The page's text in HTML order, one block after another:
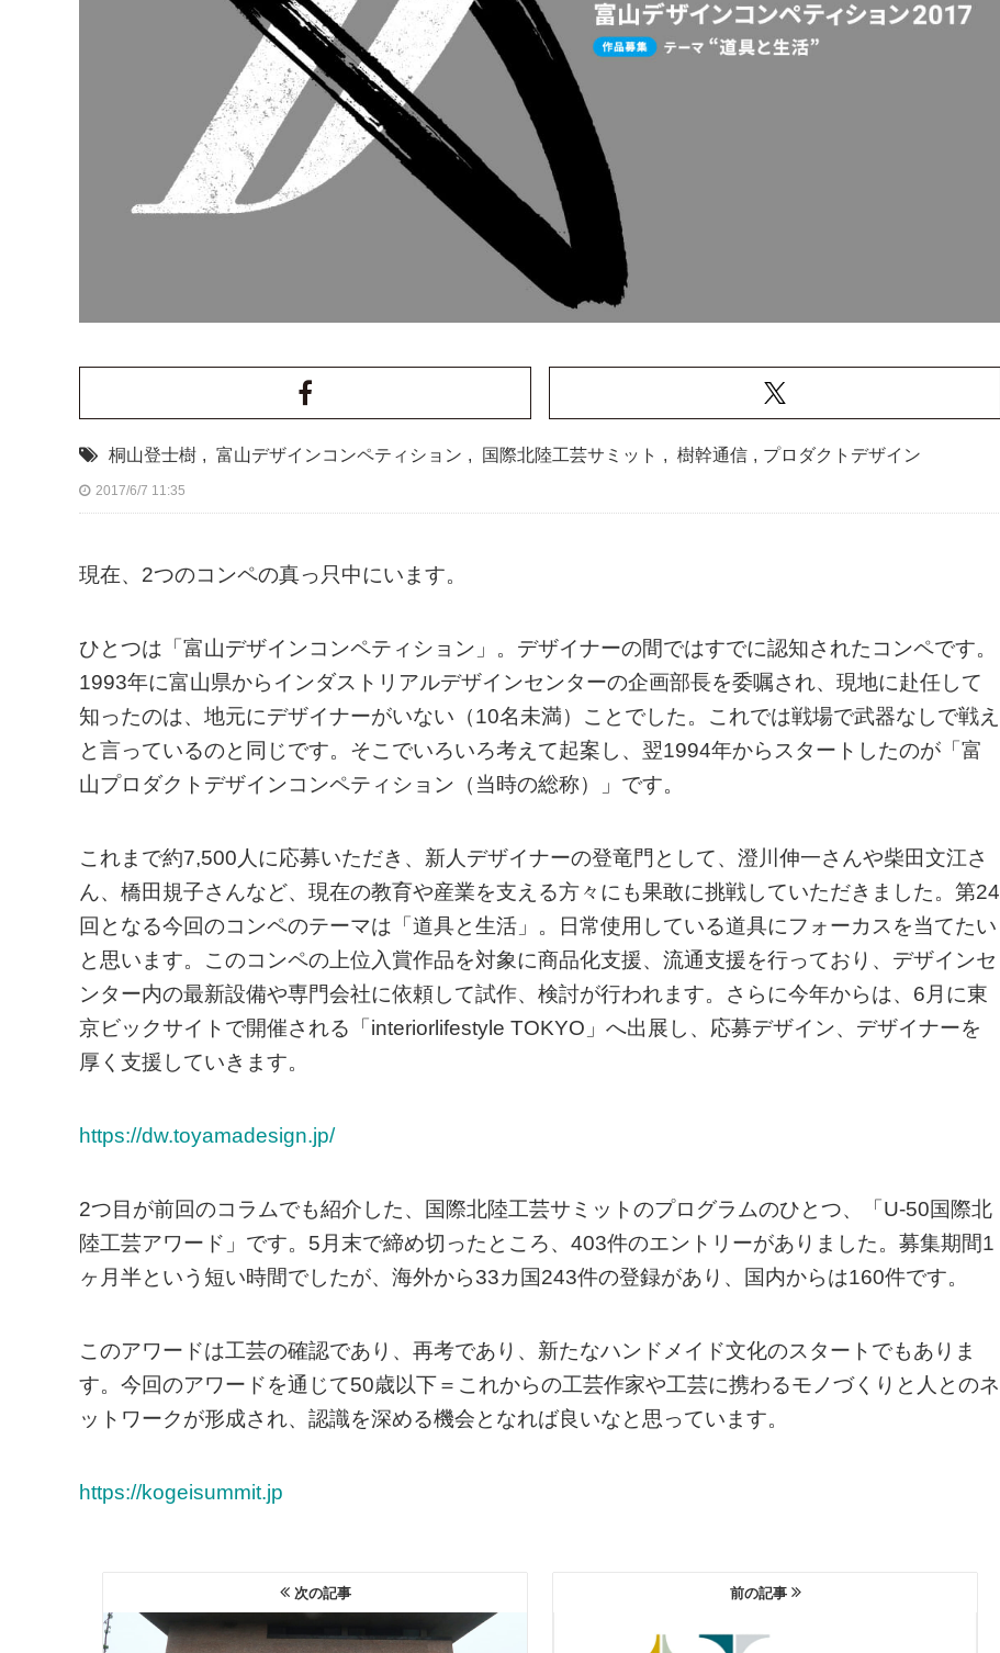
桐山登士樹 , 富山デザインコンペティション , 国際北陸工芸サミット , 樹幹通信 , プロダクトデザイン
2017/6/7 11:35
現在、2つのコンペの真っ只中にいます。
ひとつは「富山デザインコンペティション」。デザイナーの間ではすでに認知されたコンペです。
1993年に富山県からインダストリアルデザインセンターの企画部長を委嘱され、現地に赴任して
知ったのは、地元にデザイナーがいない（10名未満）ことでした。これでは戦場で武器なしで戦え
と言っているのと同じです。そこでいろいろ考えて起案し、翌1994年からスタートしたのが「富
山プロダクトデザインコンペティション（当時の総称）」です。
これまで約7,500人に応募いただき、新人デザイナーの登竜門として、澄川伸一さんや柴田文江さ
ん、橋田規子さんなど、現在の教育や産業を支える方々にも果敢に挑戦していただきました。第24
回となる今回のコンペのテーマは「道具と生活」。日常使用している道具にフォーカスを当てたい
と思います。このコンペの上位入賞作品を対象に商品化支援、流通支援を行っており、デザインセ
ンター内の最新設備や専門会社に依頼して試作、検討が行われます。さらに今年からは、6月に東
京ビックサイトで開催される「interiorlifestyle TOKYO」へ出展し、応募デザイン、デザイナーを
厚く支援していきます。
https://dw.toyamadesign.jp/
2つ目が前回のコラムでも紹介した、国際北陸工芸サミットのプログラムのひとつ、「U-50国際北
陸工芸アワード」です。5月末で締め切ったところ、403件のエントリーがありました。募集期間1
ヶ月半という短い時間でしたが、海外から33カ国243件の登録があり、国内からは160件です。
このアワードは工芸の確認であり、再考であり、新たなハンドメイド文化のスタートでもありま
す。今回のアワードを通じて50歳以下＝これからの工芸作家や工芸に携わるモノづくりと人とのネ
ットワークが形成され、認識を深める機会となれば良いなと思っています。
https://kogeisummit.jp
次の記事 前の記事